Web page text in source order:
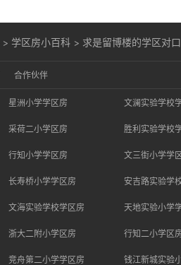
> 学区房小百科 > 求是留博楼的学区对
合作伙伴
星洲小学学区房 文澜实验学校
采荷二小学区房 胜利实验学校
行知小学学区房 文三街小学学
长寿桥小学学区房 安吉路实验学
文海实验学校学区房 天地实验小学
浙大二附小学区房 行知二小学区
竞舟第二小学学区房 钱江新城实验